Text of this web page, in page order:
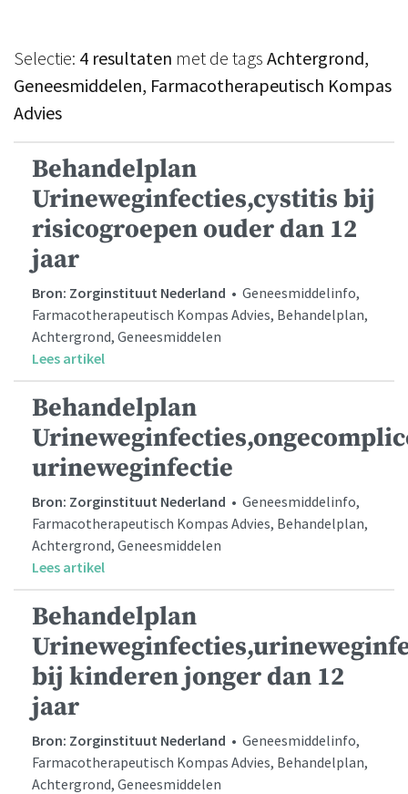
Selectie: 4 resultaten met de tags Achtergrond,
Geneesmiddelen, Farmacotherapeutisch Kompas
Advies
Behandelplan
Urineweginfecties,cystitis bij
risicogroepen ouder dan 12
jaar
Bron: Zorginstituut Nederland • Geneesmiddelinfo,
Farmacotherapeutisch Kompas Advies, Behandelplan,
Achtergrond, Geneesmiddelen
Lees artikel
Behandelplan
urineweginfectie
Bron: Zorginstituut Nederland • Geneesmiddelinfo,
Farmacotherapeutisch Kompas Advies, Behandelplan,
Achtergrond, Geneesmiddelen
Lees artikel
Behandelplan
bij kinderen jonger dan 12
jaar
Bron: Zorginstituut Nederland • Geneesmiddelinfo,
Farmacotherapeutisch Kompas Advies, Behandelplan,
Achtergrond, Geneesmiddelen